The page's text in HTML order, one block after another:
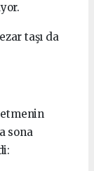
taşı da
etmenin
sona